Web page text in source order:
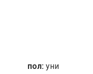
пол: уни